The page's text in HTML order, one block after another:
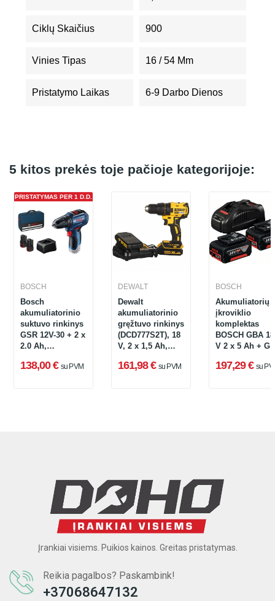
Ciklų Skaičius 900
Vinies Tipas 16 / 54 Mm
Pristatymo Laikas 6-9 Darbo Dienos
5 kitos prekės toje pačioje kategorijoje:
PRISTATYMAS PER 1 D.D.
BOSCH
Bosch
akumuliatorinio
suktuvo rinkinys
GSR 12V-30 + 2 x
2.0 Ah,
138,00 € su PVM
DEWALT
Dewalt
akumuliatorinio
gręžtuvo rinkinys
(DCD777S2T), 18
V, 2 x 1,5 Ah,
lagaminas
161,98 € su PVM
BOSCH
Akumuliatorių
įkroviklio
komplektas
BOSCH GBA 18
V 2 x 5 Ah +
197,29 € su
Įrankiai visiems. Puikios kainos. Greitas pristatymas.
Reikia pagalbos? Paskambink!
+37068647132